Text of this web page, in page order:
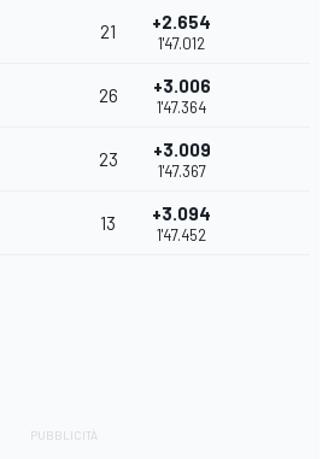
21 +2.654
1'47.012
26 +3.006
1'47.364
23 +3.009
1'47.367
13 +3.094
1'47.452